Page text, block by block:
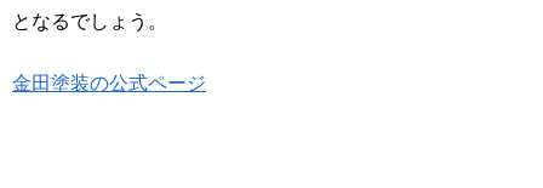
となるでしょう。
金田塗装の公式ページ